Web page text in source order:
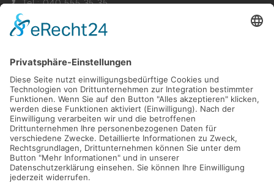
Fax: 040 555 22 44
Nachricht senden
Navigation
Immobilien Aktuelles
Für Eigentümer Kontakt
Referenzen Impressum
Verwaltung